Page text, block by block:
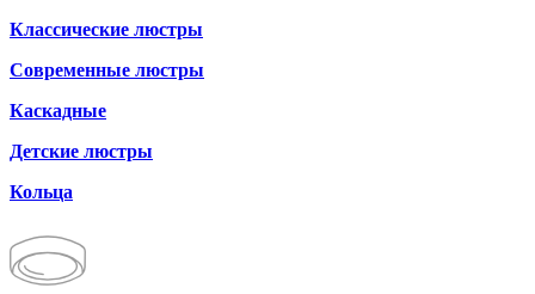
Классические люстры
Современные люстры
Каскадные
Детские люстры
Кольца